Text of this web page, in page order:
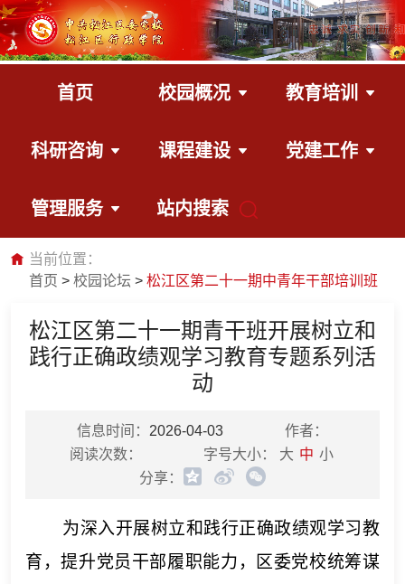
首页 校园概况 教育培训
科研咨询 课程建设 党建工作
管理服务 站内搜索
当前位置：
首页
校园论坛 松江区第二十一期中青年干部培训班
松江区第二十一期青干班开展树立和
践行正确政绩观学习教育专题系列活
动
信息时间： 2026-04-03
作者：
阅读次数：
字号大小： 大 中 小
分享：
为深入开展树立和践行正确政绩观学习教
育，提升党员干部履职能力，区委党校统筹谋